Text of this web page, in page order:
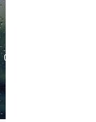
00:00